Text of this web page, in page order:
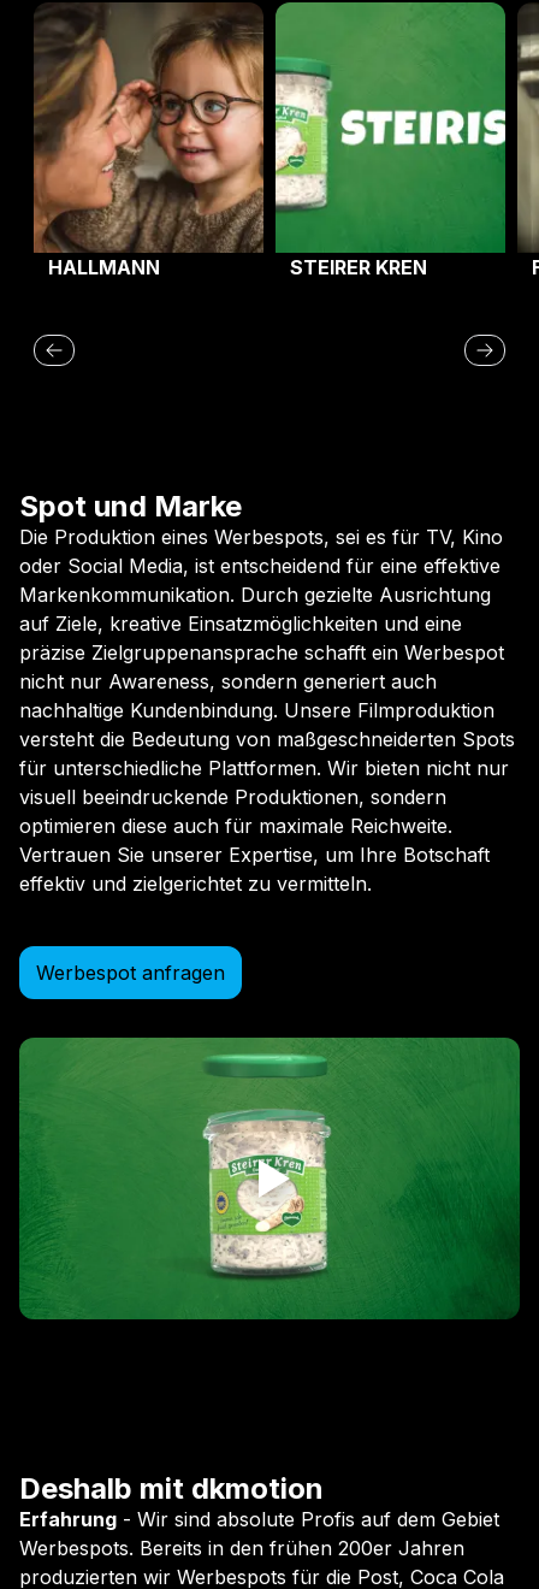
Hallmann
HALLMANN
Steirer Kren
STEIRER KREN
Spot und Marke
Die Produktion eines Werbespots, sei es für TV, Kino
oder Social Media, ist entscheidend für eine effektive
Markenkommunikation. Durch gezielte Ausrichtung
auf Ziele, kreative Einsatzmöglichkeiten und eine
präzise Zielgruppenansprache schafft ein Werbespot
nicht nur Awareness, sondern generiert auch
nachhaltige Kundenbindung. Unsere Filmproduktion
versteht die Bedeutung von maßgeschneiderten Spots
für unterschiedliche Plattformen. Wir bieten nicht nur
visuell beeindruckende Produktionen, sondern
optimieren diese auch für maximale Reichweite.
Vertrauen Sie unserer Expertise, um Ihre Botschaft
effektiv und zielgerichtet zu vermitteln.
Werbespot anfragen
Deshalb mit dkmotion
Erfahrung - Wir sind absolute Profis auf dem Gebiet
Werbespots. Bereits in den frühen 200er Jahren
produzierten wir Werbespots für die Post, Coca Cola